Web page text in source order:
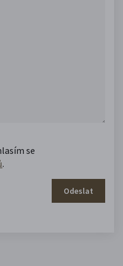
se
.
Odeslat